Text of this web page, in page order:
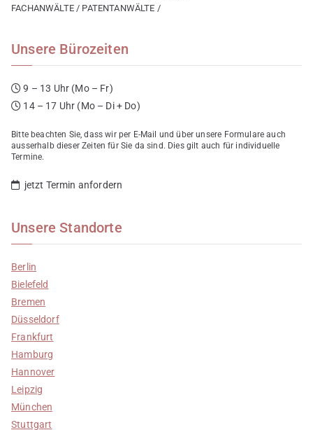
FACHANWÄLTE / PATENTANWÄLTE /
Unsere Bürozeiten
9 – 13 Uhr (Mo – Fr)
14 – 17 Uhr (Mo – Di + Do)
Bitte beachten Sie, dass wir per E-Mail und über unsere Formulare auch
ausserhalb dieser Zeiten für Sie da sind. Dies gilt auch für individuelle
Termine.
jetzt Termin anfordern
Unsere Standorte
Berlin
Bielefeld
Bremen
Düsseldorf
Frankfurt
Hamburg
Hannover
Leipzig
München
Stuttgart